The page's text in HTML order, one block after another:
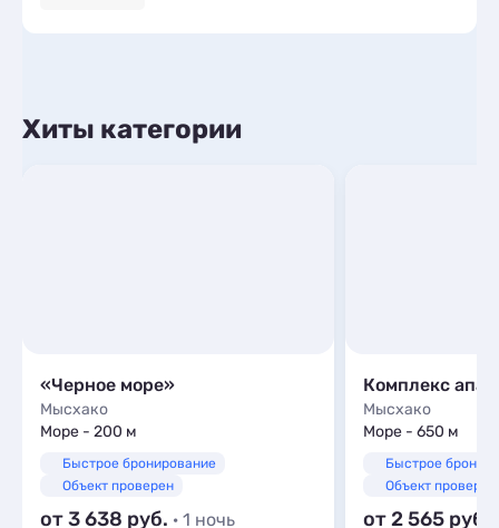
Хиты категории
«Черное море»
Мысхако
Море - 200 м
Быстрое бронирование
Объект проверен
от 3 638 · 1 ночь
Мысхако
Море - 650 м
Быстрое
Объект проверен
от 2 565